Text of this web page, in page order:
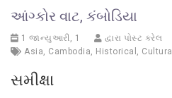
આંગ્કોર વાટ, કંબોડિયા
1 જાન્યુઆરી, 1
દ્વારા પોસ્ટ કરેલ
Asia
Cambodia Historical Cultural
સમીક્ષા